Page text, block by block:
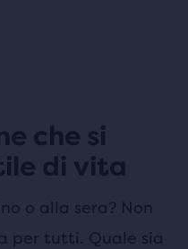
che si
di vita
o alla sera? Non
per tutti. Quale sia